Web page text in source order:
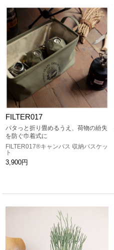
FILTER017
パタっと折り畳めるうえ、荷物の紛失
を防ぐ巾着式に
FILTER017®キャンバス 収納バスケッ
ト
3,900円